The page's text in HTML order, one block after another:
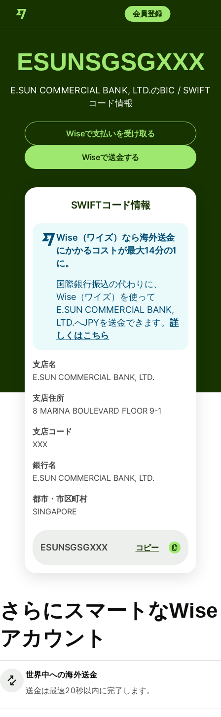
会員登録
ESUNSGSGXXX
E.SUN COMMERCIAL BANK, LTD.のBIC / SWIFT
コード情報
Wiseで支払いを受け取る
Wiseで送金する
SWIFTコード情報
Wise（ワイズ）なら海外送金
にかかるコストが最大14分の1
に。
国際銀行振込の代わりに、
Wise（ワイズ）を使って
E.SUN COMMERCIAL BANK,
LTD.へJPYを送金できます。詳
しくはこちら
支店名
E.SUN COMMERCIAL BANK, LTD.
支店住所
8 MARINA BOULEVARD FLOOR 9-1
支店コード
XXX
銀行名
E.SUN COMMERCIAL BANK, LTD.
都市・市区町村
SINGAPORE
ESUNSGSGXXX コピー
さらにスマートなWise
アカウント
世界中への海外送金
送金は最速20秒以内に完了します。